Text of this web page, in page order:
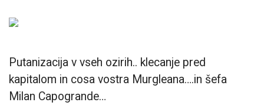
Putanizacija v vseh ozirih.. klecanje pred
kapitalom in cosa vostra Murgleana….in šefa
Milan Capogrande…